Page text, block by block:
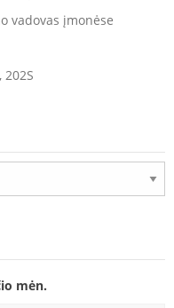
vadovas įmonėse
mėn.